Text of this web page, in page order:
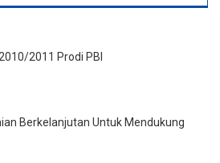
2011 Prodi PBI
Berkelanjutan Untuk Mendukung